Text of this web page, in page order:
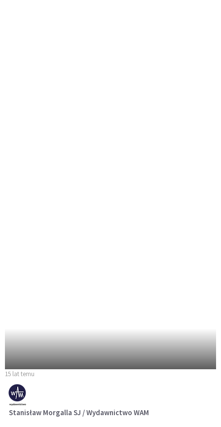
15 lat temu
Stanisław Morgalla SJ / Wydawnictwo WAM